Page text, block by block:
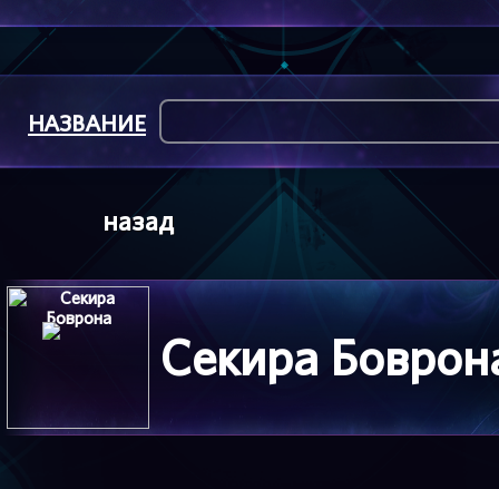
назад
НАЗВАНИЕ
Секира